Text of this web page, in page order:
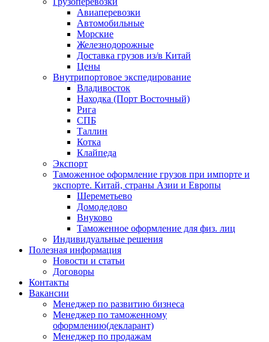
Авиаперевозки
Автомобильные
Морские
Железнодорожные
Доставка грузов из/в Китай
Цены
Внутрипортовое экспедирование
Владивосток
Находка (Порт Восточный)
Рига
СПБ
Таллин
Котка
Клайпеда
Экспорт
Таможенное оформление грузов при импорте и
экспорте. Китай, страны Азии и Европы
Шереметьево
Домодедово
Внуково
Таможенное оформление для физ. лиц
Индивидуальные решения
Полезная информация
Новости и статьи
Договоры
Контакты
Вакансии
Менеджер по развитию бизнеса
Менеджер по таможенному
оформлению(декларант)
Менеджер по продажам